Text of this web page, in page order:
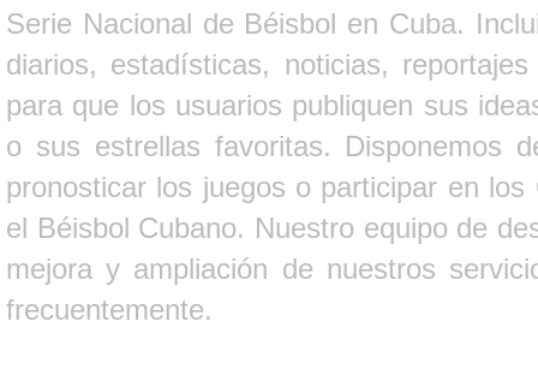
Serie Nacional de Béisbol en Cuba.
diarios, estadísticas, noticias,
para que los usuarios publiquen sus
o sus estrellas favoritas. Disponemos
pronosticar los juegos o participar en
el Béisbol Cubano. Nuestro equipo de
mejora y ampliación de nuestros
frecuentemente.